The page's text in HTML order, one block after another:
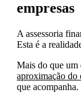
empresas
A assessoria
Esta é a
Mais do que um
aproximação do
que acompanha.